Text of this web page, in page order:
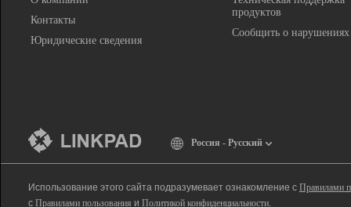
Контакты
Юридические сведения
продуктов
Сообщить о нарушениях
Россия - Русский
Использование этого сайта подразумевает ознакомление с Правилами
с Правилами пользования и Политикой конфиденциальности.